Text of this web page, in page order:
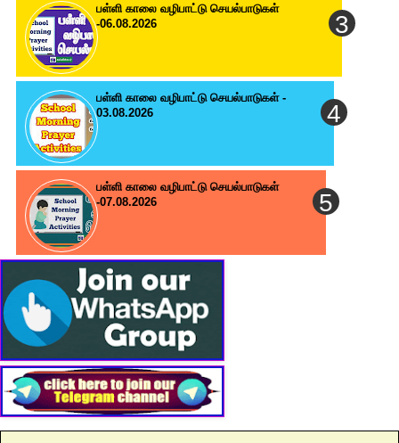
பள்ளி காலை வழிபாட்டு செயல்பாடுகள்
-06.08.2026
பள்ளி காலை வழிபாட்டு செயல்பாடுகள் -
03.08.2026
பள்ளி காலை வழிபாட்டு செயல்பாடுகள்
-07.08.2026